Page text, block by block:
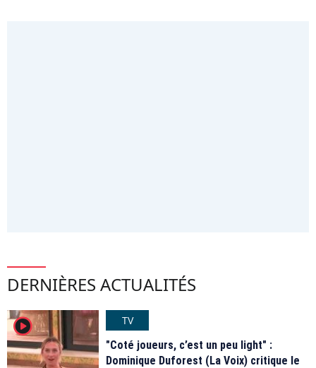
DERNIÈRES ACTUALITÉS
player2
TV
"Coté joueurs, c’est un peu light" :
Dominique Duforest (La Voix) critique le